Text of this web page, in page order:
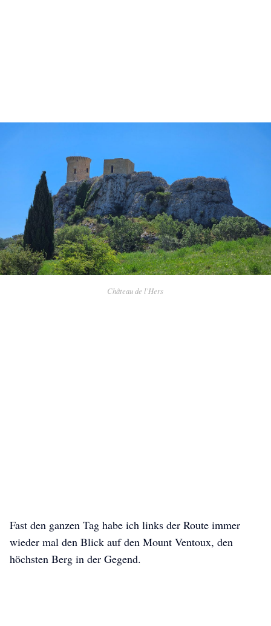
Château de l'Hers
Fast den ganzen Tag habe ich links der Route immer
wieder mal den Blick auf den Mount Ventoux, den
höchsten Berg in der Gegend.